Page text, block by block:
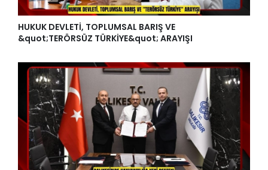
HUKUK DEVLETİ, TOPLUMSAL BARIŞ VE
&quot;TERÖRSÜZ TÜRKİYE&quot; ARAYIŞI